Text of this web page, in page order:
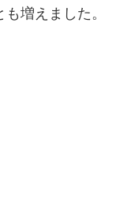
増えました。